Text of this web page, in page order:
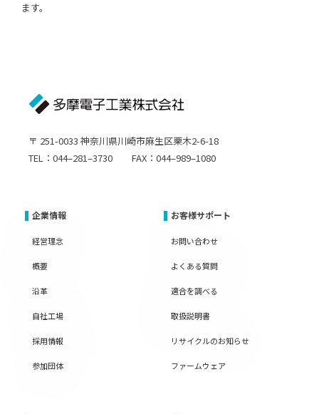
ます。
〒 251-0033 神奈川県川崎市麻生区栗木2-6-18
TEL：044–281–3730 FAX：044–989–1080
企業情報
経営理念
概要
沿革
自社工場
採用情報
参加団体
お客様サポート
お問い合わせ
よくある質問
適合を調べる
取扱説明書
リサイクルのお知らせ
ファームウェア